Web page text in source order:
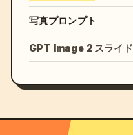
写真プロンプト
GPT Image 2 スライド